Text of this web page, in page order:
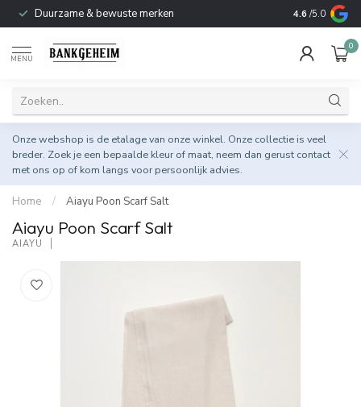
Duurzame & bewuste merken 4.6 /5.0
MENU
0
Onze webshop is de etalage van onze winkel. Onze collectie is veel
breder. Zoek je een bepaalde kleur of maat, neem dan gerust contact
met ons op of kom langs voor persoonlijk advies.
Home / Aiayu Poon Scarf Salt
Aiayu Poon Scarf Salt
AIAYU